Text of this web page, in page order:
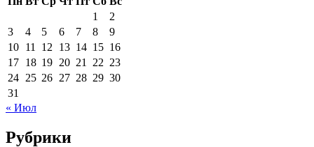
1
2
3
4 5 6 7 8
9
10 11 12 13 14 15 16
17 18 19 20 21 22 23
24 25 26 27 28 29 30
31
« Июл
Рубрики